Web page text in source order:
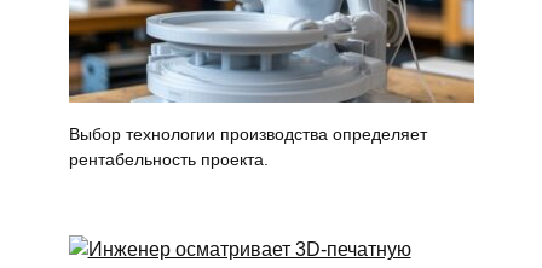
Выбор технологии производства определяет
рентабельность проекта.